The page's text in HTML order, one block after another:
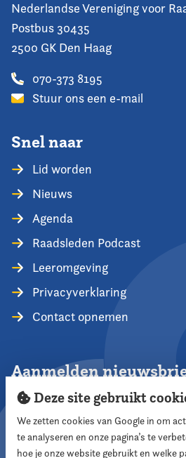
Nederlandse Vereniging voor
Postbus 30435
2500 GK Den Haag
070-373 8195
Stuur ons een e-mail
Snel naar
Lid worden
Nieuws
Agenda
Raadsleden Podcast
Leeromgeving
Privacyverklaring
Contact opnemen
Aanmelden
Aanmelden
Deze site gebruikt
We zetten cookies van Google in om
te analyseren en onze pagina’s te
hoe je onze website gebruikt en welke